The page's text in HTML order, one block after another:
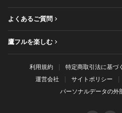
よくあるご質問
鷹フルを楽しむ
利用規約 特定商取引法に基づ
運営会社
サイトポリシー
パーソナルデータの外